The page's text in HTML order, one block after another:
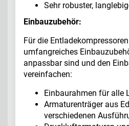
Sehr robuster,
Einbauzubehör:
Für die
umfangreiches
anpassbar sind und den
vereinfachen:
Einbaurahmen für alle
Armaturenträger aus
verschiedenen